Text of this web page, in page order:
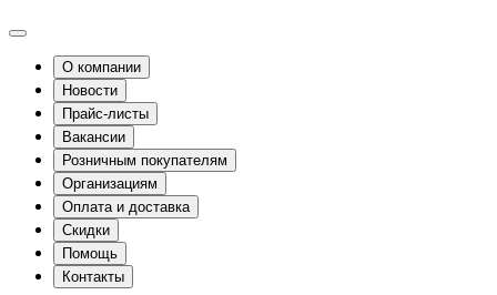
О компании
Новости
Прайс-листы
Вакансии
Розничным покупателям
Организациям
Оплата и доставка
Скидки
Помощь
Контакты